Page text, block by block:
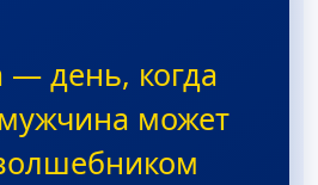
— день, когда
может